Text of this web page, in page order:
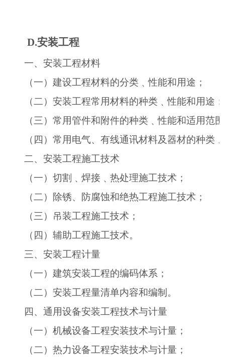
D.安装工程
一、安装工程材料
（一）建设工程材料的分类﹑性能和用途；
（二）安装工程常用材料的种类﹑性能和用途；
（三）常用管件和附件的种类﹑性能和适用范
（四）常用电气、有线通讯材料及器材的种类
二、安装工程施工技术
（一）切割﹑焊接﹑热处理施工技术；
（二）除锈、防腐蚀和绝热工程施工技术；
（三）吊装工程施工技术；
（四）辅助工程施工技术。
三、安装工程计量
（一）建筑安装工程的编码体系；
（二）安装工程量清单内容和编制。
四、通用设备安装工程技术与计量
（一）机械设备工程安装技术与计量；
（二）热力设备工程安装技术与计量；